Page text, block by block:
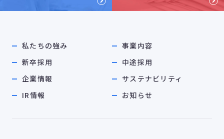
私たちの強み
事業内容
新卒採用
中途採用
企業情報
サステナビリティ
IR情報
お知らせ